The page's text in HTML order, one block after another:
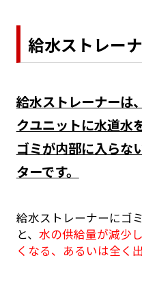
給水ストレー
給水ストレーナーは
クユニットに水道水
ゴミが内部に入らな
ターです。
給水ストレーナーにゴ
と、 水の供給量が減少
くなる、あるいは全く